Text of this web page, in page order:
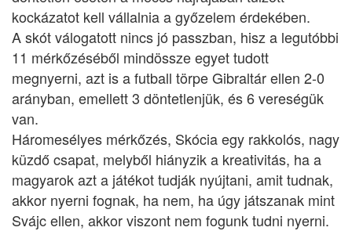
kockázatot kell vállalnia a győzelem érdekében.
A skót válogatott nincs jó passzban, hisz a legutóbbi
11 mérkőzéséből mindössze egyet tudott
megnyerni, azt is a futball törpe Gibraltár ellen 2-0
arányban, emellett 3 döntetlenjük, és 6 vereségük
van.
Háromesélyes mérkőzés, Skócia egy rakkolós, nagy
küzdő csapat, melyből hiányzik a kreativitás, ha a
magyarok azt a játékot tudják nyújtani, amit tudnak,
akkor nyerni fognak, ha nem, ha úgy játszanak mint
Svájc ellen, akkor viszont nem fogunk tudni nyerni.